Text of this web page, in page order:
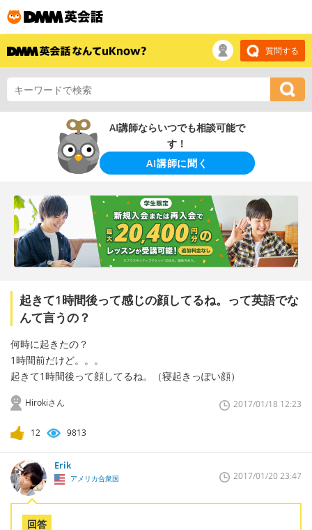
質問する
AI講師ならいつでも相談可能で
す！
AI講師に聞く
起きて1時間後って感じの顔してるね。って英語でな
んて言うの？
何時に起きたの？
1時間前だけど。。。
起きて1時間後って顔してるね。（寝起きっぽい顔）
Hirokiさん 2017/01/18 12:23
12 9813
Erik
アメリカ合衆国 2017/01/20 23:47
回答